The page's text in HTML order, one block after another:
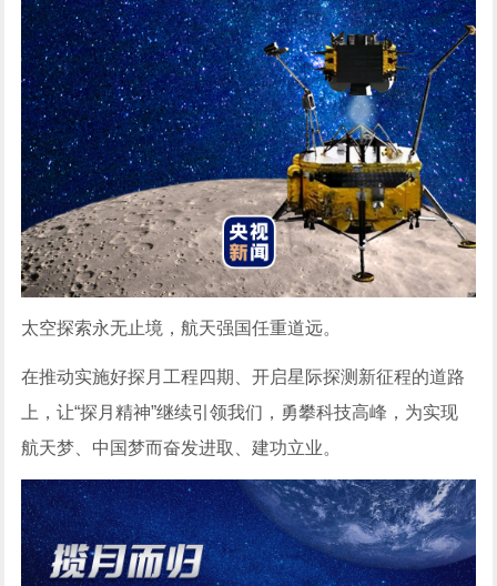
太空探索永无止境，航天强国任重道远。
在推动实施好探月工程四期、开启星际探测新征程的道路
上，让“探月精神”继续引领我们，勇攀科技高峰，为实现
航天梦、中国梦而奋发进取、建功立业。